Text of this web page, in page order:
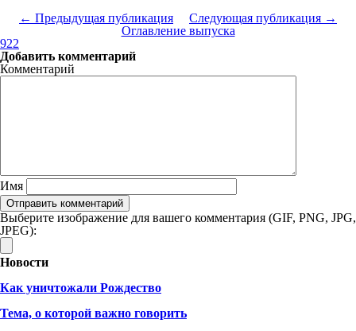
← Предыдущая публикация
Следующая публикация →
Оглавление выпуска
922
Добавить комментарий
Комментарий
Имя
Выберите изображение для вашего комментария (GIF, PNG, JPG,
JPEG):
Новости
Как уничтожали Рождество
Тема, о которой важно говорить